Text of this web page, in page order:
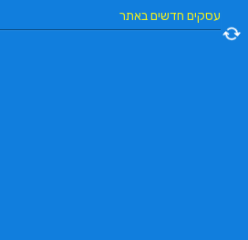
עסקים חדשים באתר